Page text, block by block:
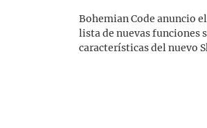
Bohemian Code anuncio
lista de nuevas funciones
características del nuevo